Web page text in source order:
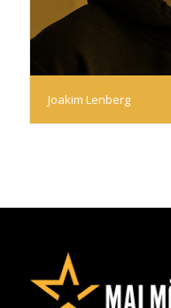
Joakim Lenberg